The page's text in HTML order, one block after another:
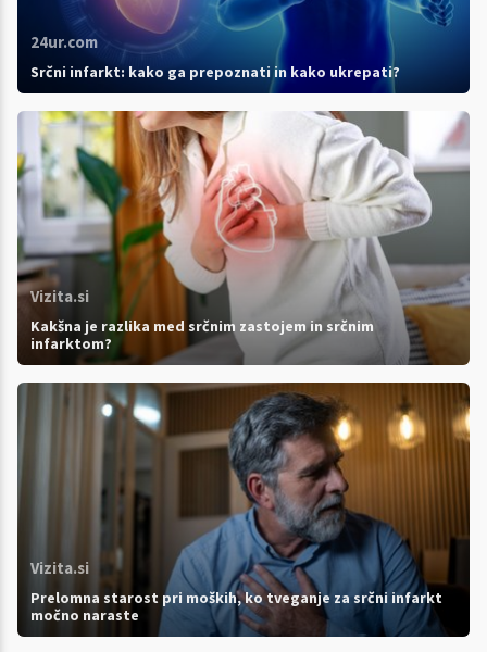
24ur.com
Srčni infarkt: kako ga prepoznati in kako ukrepati?
Vizita.si
Kakšna je razlika med srčnim zastojem in srčnim
infarktom?
Vizita.si
Prelomna starost pri moških, ko tveganje za srčni infarkt
močno naraste